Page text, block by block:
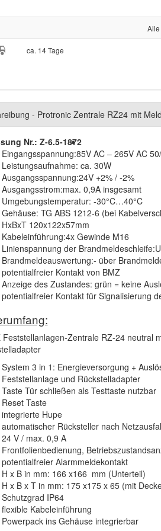
ca. 14 Tage
- Protronic Zentrale RZ24 mit
Nr.: Z-6.5-1872
Eingangsspannung:85V AC – 265V AC
Leistungsaufnahme: ca. 30W
Ausgangsspannung:24V +2% / -2%
Ausgangsstrom:max. 0,9A insgesamt
Umgebungstemperatur: -30°C…40°C
Gehäuse: TG ABS 1212-6 (bei
HxBxT 120x122x57mm
Kabeleinführung:4x Gewinde M16
Linienspannung der
Brandmeldeauswertung:- über
potentialfreier Kontakt von BMZ
Anzeige des Zustandes: grün = keine
potentialfreier Kontakt für Signalisierung
Feststellanlagen-Zentrale RZ-24 neutral
System 3 in 1: Energieversorgung +
Feststellanlage und Rückstelladapter
Taste Tür schließen als Testtaste nutzbar
Reset Taste
integrierte Hupe
automatischer Rücksteller nach
24 V / max. 0,9 A
Frontfolienbedienung,
potentialfreier Alarmmeldekontakt
H x B in mm: 166 x166 mm (Unterteil)
H x B x T in mm: 175 x175 x 65 (mit
Schutzgrad IP64
flexible Kabeleinführung
Powerpack ins Gehäuse integrierbar